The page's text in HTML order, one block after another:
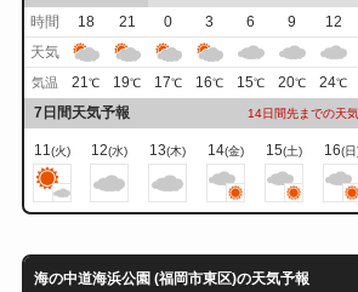
時間
18 21 0 3 6 9 12
天気
気温 21℃ 19℃ 17℃ 16℃ 15℃ 20℃ 24℃
7日間天気予報 14日間先までの天
11(火) 12(水) 13(木) 14(金) 15(土) 16(
海の中道海浜公園 (福岡市東区)の天気予報